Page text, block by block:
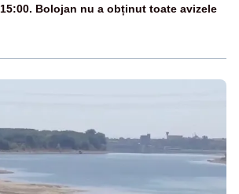
15:00. Bolojan nu a obținut toate avizele